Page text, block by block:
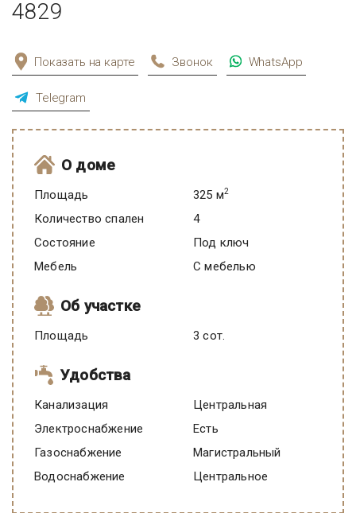
4829
Показать на карте Звонок WhatsApp
Telegram
О доме
Площадь 325 м2
Количество спален
4
Состояние
под ключ
Мебель
C мебелью
Об участке
Площадь 3 сот.
Удобства
Канализация
Центральная
Электроснабжение
есть
Газоснабжение
Магистральный
Водоснабжение
Центральное